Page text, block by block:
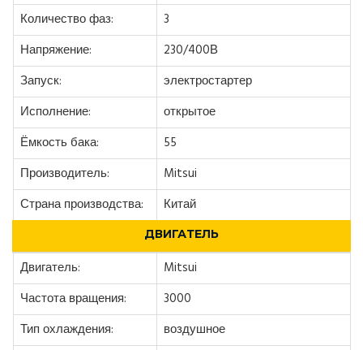
Количество фаз:
3
Напряжение:
230/400В
Запуск:
электростартер
Исполнение:
открытое
Ёмкость бака:
55
Производитель:
Mitsui
Страна производства:
Китай
ДВИГАТЕЛЬ
Двигатель:
Mitsui
Частота вращения:
3000
Тип охлаждения:
воздушное